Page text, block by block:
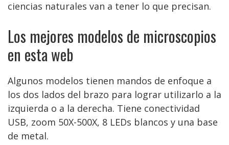
ciencias naturales van a tener lo que precisan.
Los mejores modelos de microscopios
en esta web
Algunos modelos tienen mandos de enfoque a
los dos lados del brazo para lograr utilizarlo a la
izquierda o a la derecha. Tiene conectividad
USB, zoom 50X-500X, 8 LEDs blancos y una base
de metal.